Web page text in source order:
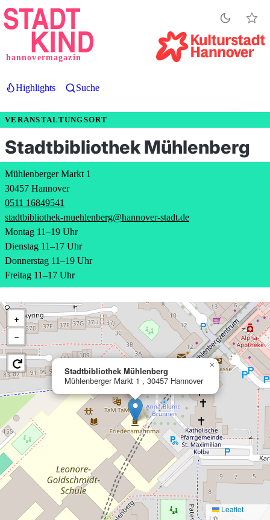
Direkt
zum
hannovermagazin
Highlights Suche
VERANSTALTUNGSORT
Stadtbibliothek Mühlenberg
Mühlenberger Markt 1
30457 Hannover
0511 16849541
stadtbibliothek-muehlenberg@hannover-stadt.de
Montag 11–19 Uhr
Dienstag 11–17 Uhr
Donnerstag 11–19 Uhr
Freitag 11–17 Uhr
Stadtbibliothek Mühlenberg
Mühlenberger Markt 1 , 30457 Hannover
×
+
−
Leaflet